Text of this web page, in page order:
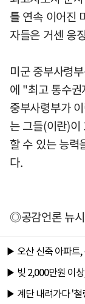
틀 연속 이어진
자들은 거센 응
미군 중부사령
에 "최고 통수
중부사령부가
는 그들(이란)이
할 수 있는 능력
다.
◎공감언론 뉴